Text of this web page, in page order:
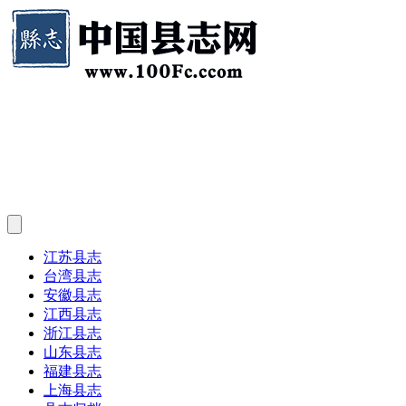
江苏县志
台湾县志
安徽县志
江西县志
浙江县志
山东县志
福建县志
上海县志